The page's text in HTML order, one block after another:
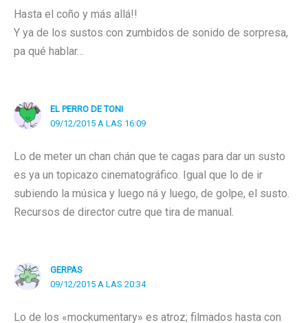
Hasta el coño y más allá!!
Y ya de los sustos con zumbidos de sonido de sorpresa,
pa qué hablar…
EL PERRO DE TONI
09/12/2015 A LAS 16:09
Lo de meter un chan chán que te cagas para dar un susto
es ya un topicazo cinematográfico. Igual que lo de ir
subiendo la música y luego ná y luego, de golpe, el susto.
Recursos de director cutre que tira de manual.
GERPAS
09/12/2015 A LAS 20:34
Lo de los «mockumentary» es atroz; filmados hasta con